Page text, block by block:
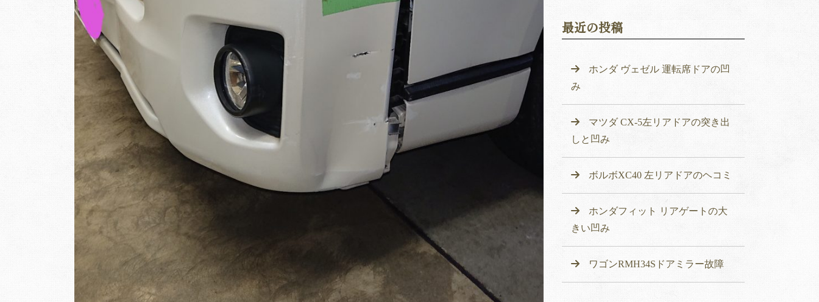
最近の投稿
ホンダ ヴェゼル 運転席ドアの凹
み
マツダ CX-5左リアドアの突き出
しと凹み
ボルボXC40 左リアドアのヘコミ
ホンダフィット リアゲートの大
きい凹み
ワゴンRMH34Sドアミラー故障